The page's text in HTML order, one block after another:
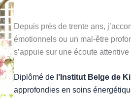
Depuis près de trente ans,
émotionnels ou un mal-être
s’appuie sur une écoute
Diplômé de l’Institut Belge de
approfondies en soins